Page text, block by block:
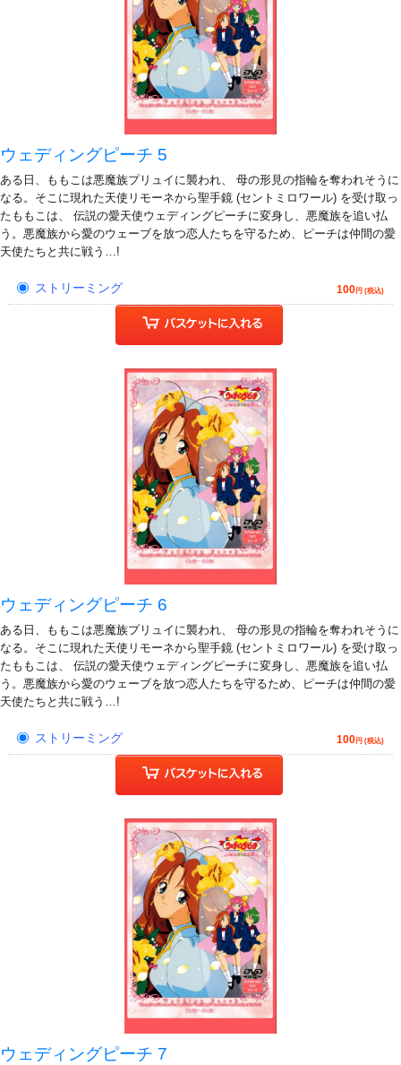
ウェディングピーチ 5
ある日、ももこは悪魔族プリュイに襲われ、 母の形見の指輪を奪われそうに
なる。そこに現れた天使リモーネから聖手鏡 (セントミロワール) を受け取っ
たももこは、 伝説の愛天使ウェディングピーチに変身し、悪魔族を追い払
う。悪魔族から愛のウェーブを放つ恋人たちを守るため、ピーチは仲間の愛
天使たちと共に戦う…!
ストリーミング 100円 (税込)
ウェディングピーチ 6
ある日、ももこは悪魔族プリュイに襲われ、 母の形見の指輪を奪われそうに
なる。そこに現れた天使リモーネから聖手鏡 (セントミロワール) を受け取っ
たももこは、 伝説の愛天使ウェディングピーチに変身し、悪魔族を追い払
う。悪魔族から愛のウェーブを放つ恋人たちを守るため、ピーチは仲間の愛
天使たちと共に戦う…!
ストリーミング 100円 (税込)
ウェディングピーチ 7